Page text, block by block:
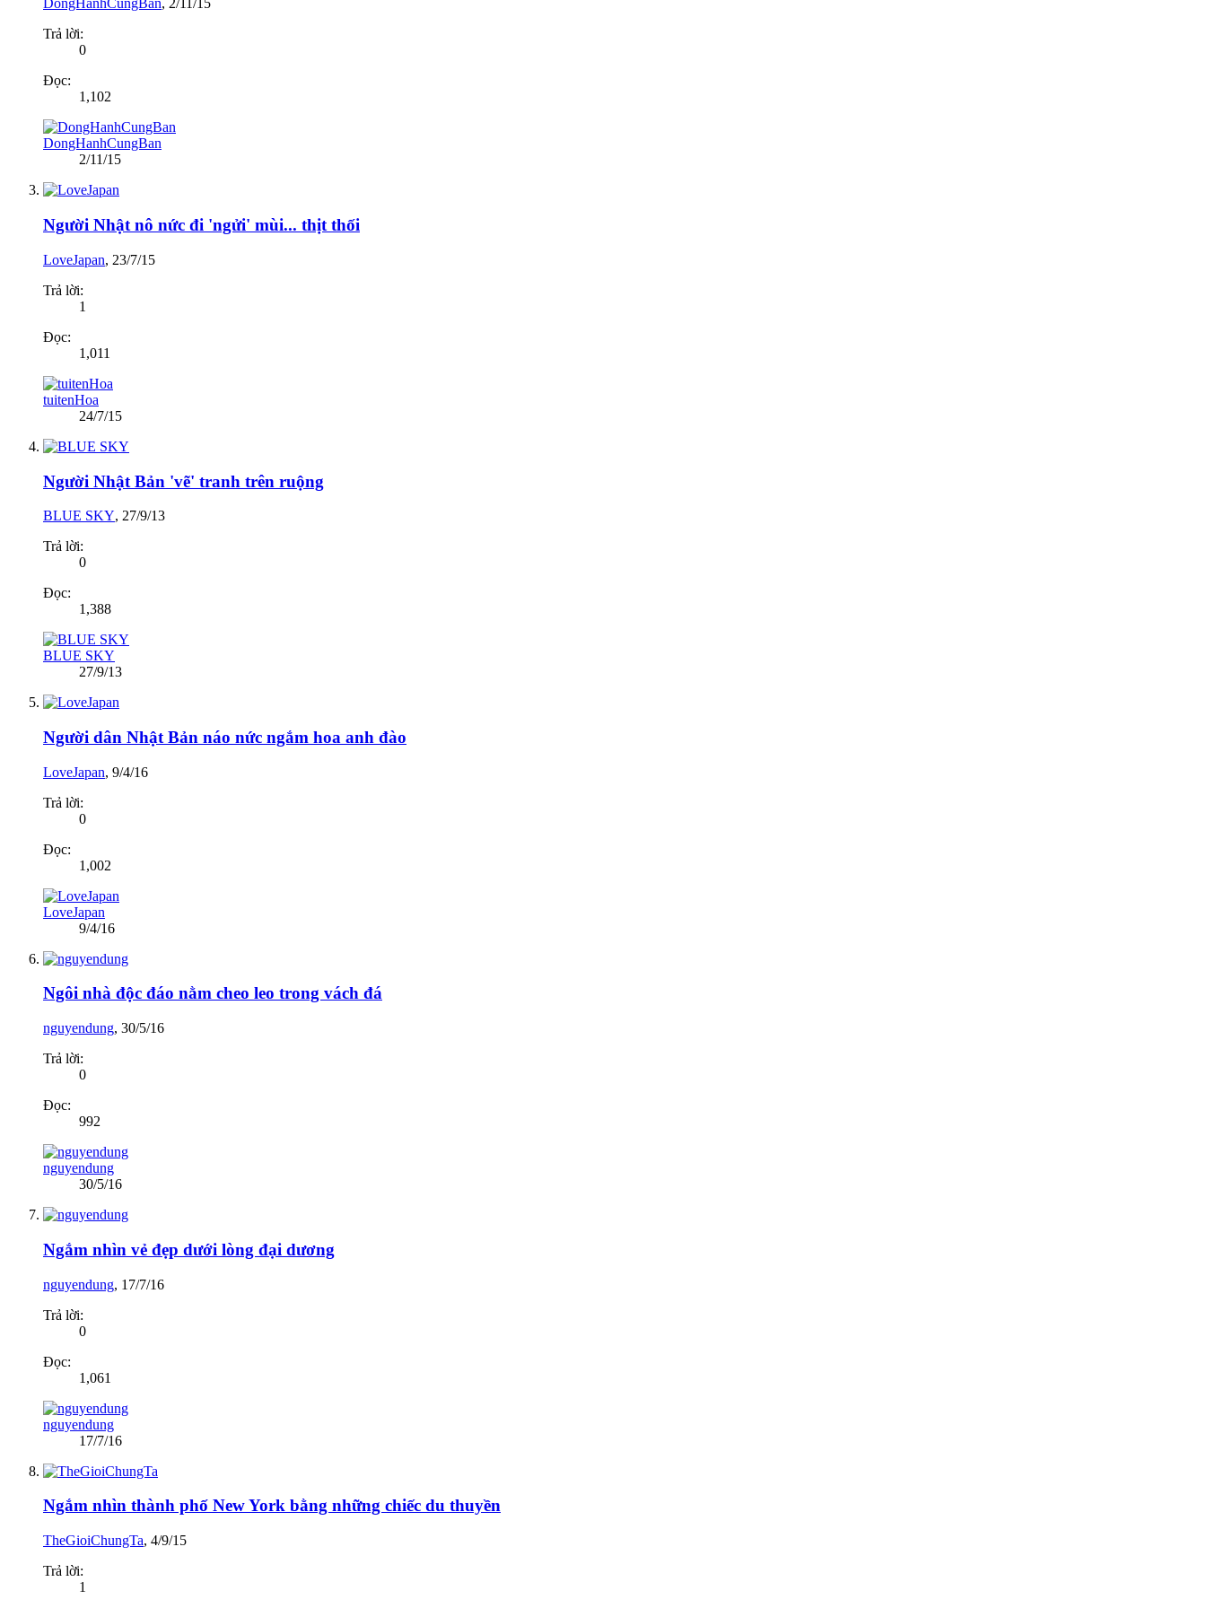
DongHanhCungBan, 2/11/15
Trả lời:
0
Đọc:
1,102
DongHanhCungBan
2/11/15
Người Nhật nô nức đi 'ngửi' mùi... thịt thối
LoveJapan, 23/7/15
Trả lời:
1
Đọc:
1,011
tuitenHoa
24/7/15
Người Nhật Bản 'vẽ' tranh trên ruộng
BLUE SKY, 27/9/13
Trả lời:
0
Đọc:
1,388
BLUE SKY
27/9/13
Người dân Nhật Bản náo nức ngắm hoa anh đào
LoveJapan, 9/4/16
Trả lời:
0
Đọc:
1,002
LoveJapan
9/4/16
Ngôi nhà độc đáo nằm cheo leo trong vách đá
nguyendung, 30/5/16
Trả lời:
0
Đọc:
992
nguyendung
30/5/16
Ngắm nhìn vẻ đẹp dưới lòng đại dương
nguyendung, 17/7/16
Trả lời:
0
Đọc:
1,061
nguyendung
17/7/16
Ngắm nhìn thành phố New York bằng những chiếc du thuyền
TheGioiChungTa, 4/9/15
Trả lời:
1